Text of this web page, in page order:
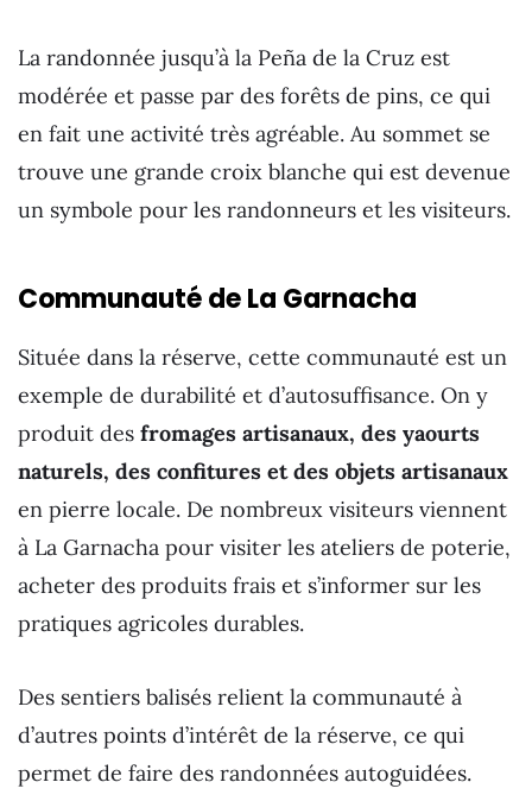
La randonnée jusqu’à la Peña de la Cruz est
modérée et passe par des forêts de pins, ce qui
en fait une activité très agréable. Au sommet se
trouve une grande croix blanche qui est devenue
un symbole pour les randonneurs et les visiteurs.
Communauté de La Garnacha
Située dans la réserve, cette communauté est un
exemple de durabilité et d’autosuffisance. On y
produit des fromages artisanaux, des yaourts
naturels, des confitures et des objets artisanaux
en pierre locale. De nombreux visiteurs viennent
à La Garnacha pour visiter les ateliers de poterie,
acheter des produits frais et s’informer sur les
pratiques agricoles durables.
Des sentiers balisés relient la communauté à
d’autres points d’intérêt de la réserve, ce qui
permet de faire des randonnées autoguidées.